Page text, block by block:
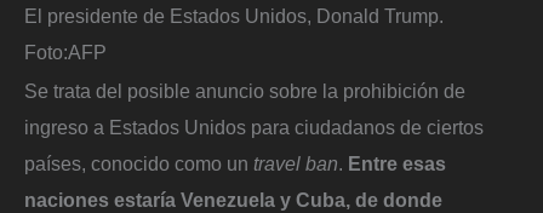
El presidente de Estados Unidos, Donald Trump.
Foto:AFP
Se trata del posible anuncio sobre la prohibición de
ingreso a Estados Unidos para ciudadanos de ciertos
países, conocido como un travel ban. Entre esas
naciones estaría Venezuela y Cuba, de donde